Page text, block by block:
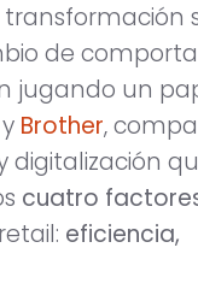
de
jugando un
Brother,
digitalización
cuatro
eficiencia,